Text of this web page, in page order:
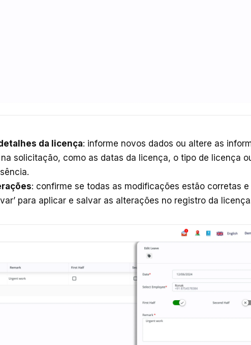
da licença: informe novos dados ou altere as
solicitação, como as datas da licença, o tipo de licença
: confirme se todas as modificações estão corretas e
para aplicar e salvar as alterações no registro da